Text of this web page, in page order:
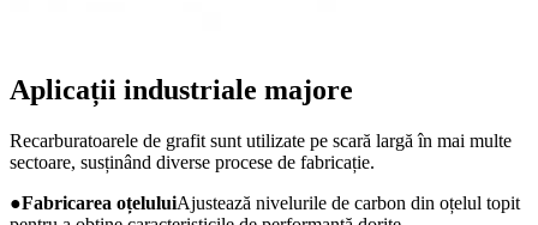
Aplicații industriale majore
Recarburatoarele de grafit sunt utilizate pe scară largă în mai multe
sectoare, susținând diverse procese de fabricație.
●Fabricarea oțeluluiAjustează nivelurile de carbon din oțelul topit